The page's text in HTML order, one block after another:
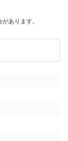
あります。